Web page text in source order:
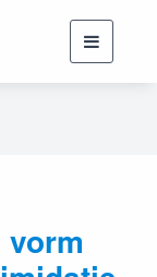
Toggle